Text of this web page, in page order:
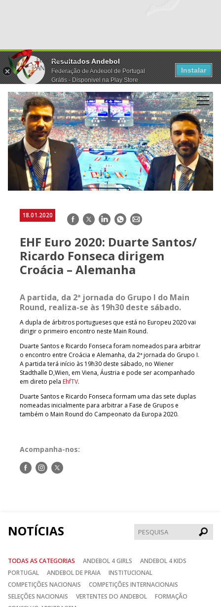
Resultados Andebol
Federação de Andebol de Portugal
Grátis - Disponivel na Play Store
Instalar
18.01.2020 Facebook
TwitterLinkedInWhatsApp
E-
EHF Euro 2020: Duarte Santos/
Ricardo Fonseca dirigem
Croácia – Alemanha
A partida, da 2ª jornada do Grupo I do Main
Round, realiza-se às 19h30 deste sábado.
A dupla de árbitros portugueses que está no Europeu 2020 vai
dirigir o primeiro encontro neste Main Round.
Duarte Santos e Ricardo Fonseca foram nomeados para arbitrar
o encontro entre Croácia e Alemanha, da 2ª jornada do Grupo I.
A partida terá início às 19h30 deste sábado, no Wiener
Stadthalle D,Wien, em Viena, Áustria e pode ser acompanhado
em direto pela EhfTV.
Duarte Santos e Ricardo Fonseca formam uma das sete duplas
nomeadas inicialmente para arbitrar a Fase de Grupos e
também o Main Round do Campeonato da Europa 2020.
Acompanha-nos:
Siga-Siga-Siga-
NOTÍCIAS
TODAS AS CATEGORIAS ANDEBOL 4 GIRLS
ANDEBOL 4 KIDS
PORTUGAL
ANDEBOL DE PRAIA
INSTITUCIONAL
COMPETIÇÕES NACIONAIS
COMPETIÇÕES INTERNACIONAIS
SELEÇÕES NACIONAIS
VERTENTES DO ANDEBOL
FORMAÇÃO